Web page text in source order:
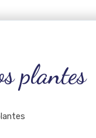
plantes